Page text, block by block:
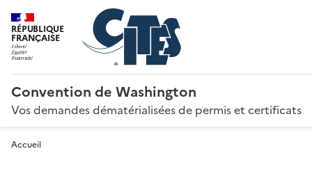
RÉPUBLIQUE
FRANÇAISE
Convention de Washington
Vos demandes dématérialisées de permis et certificats
Accueil